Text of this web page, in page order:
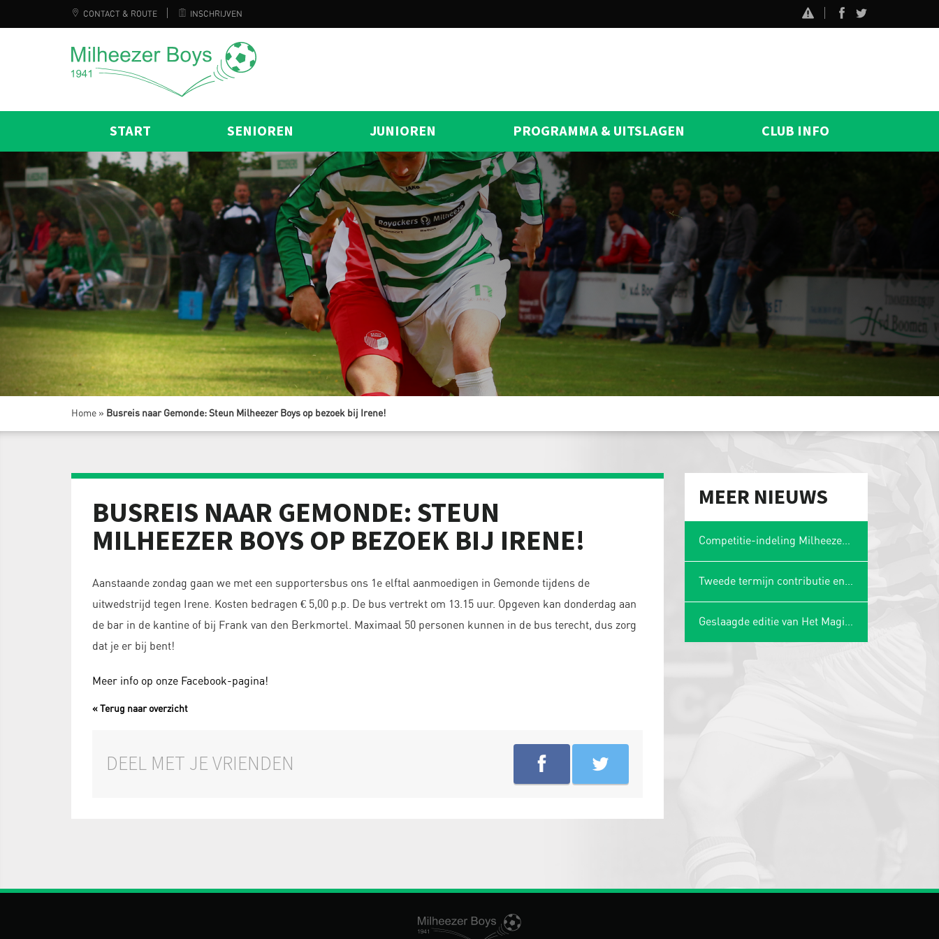
CONTACT & ROUTE INSCHRIJVEN
START SENIOREN JUNIOREN PROGRAMMA & UITSLAGEN CLUB INFO
Home » Busreis naar Gemonde: Steun Milheezer Boys op bezoek bij Irene!
BUSREIS NAAR GEMONDE: STEUN
MILHEEZER BOYS OP BEZOEK BIJ IRENE!
Aanstaande zondag gaan we met een supportersbus ons 1e elftal aanmoedigen in Gemonde tijdens de
uitwedstrijd tegen Irene. Kosten bedragen € 5,00 p.p. De bus vertrekt om 13.15 uur. Opgeven kan donderdag aan
de bar in de kantine of bij Frank van den Berkmortel. Maximaal 50 personen kunnen in de bus terecht, dus zorg
dat je er bij bent!
Meer info op onze Facebook-pagina!
« Terug naar overzicht
DEEL MET JE VRIENDEN
MEER NIEUWS
Competitie-indeling Milheezer Boys 1 bekend: plaatsing in Limburgse hoek
Tweede termijn contributie en wasgelden 2025-2026
Geslaagde editie van Het Magische Spons Gezelligheidstoernooi